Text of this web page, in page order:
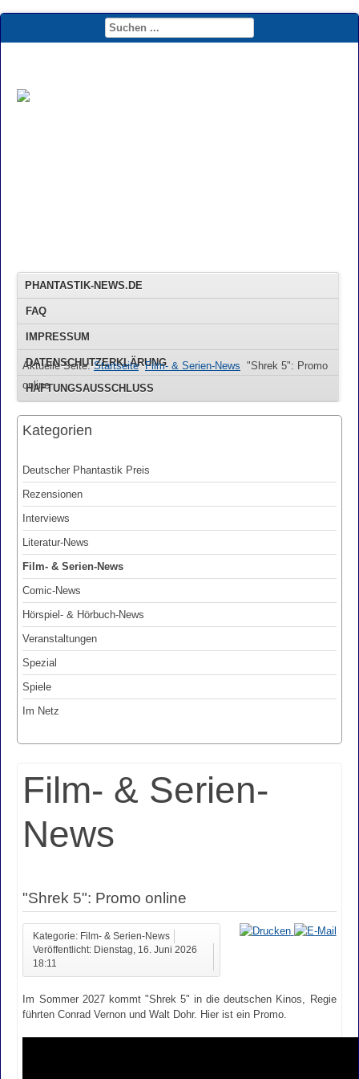
PHANTASTIK-NEWS.DE
FAQ
IMPRESSUM
DATENSCHUTZERKLÄRUNG
HAFTUNGSAUSSCHLUSS
Aktuelle Seite:Startseite Film- & Serien-News "Shrek 5": Promo
online
Kategorien
Deutscher Phantastik Preis
Rezensionen
Interviews
Literatur-News
Film- & Serien-News
Comic-News
Hörspiel- & Hörbuch-News
Veranstaltungen
Spezial
Spiele
Im Netz
Film- & Serien-
News
"Shrek 5": Promo online
Kategorie: Film- & Serien-News
Veröffentlicht: Dienstag, 16. Juni 2026
18:11
Im Sommer 2027 kommt "Shrek 5" in die deutschen Kinos, Regie
führten Conrad Vernon und Walt Dohr. Hier ist ein Promo.